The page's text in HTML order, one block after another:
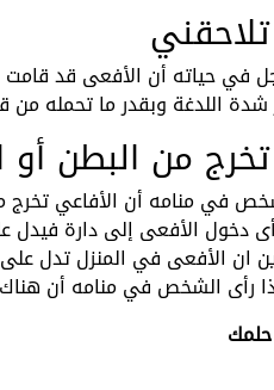
في حياته أن الأفعى قد
شدة اللدغة وبقدر ما تحمله
من البطن
في منامه أن الأفاعي
رأى دخول الأفعى إلى دارة
ان الأفعى في المنزل تدل
رأى الشخص في منامه أن